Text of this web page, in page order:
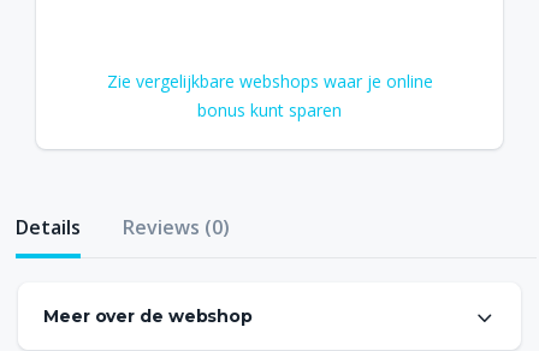
Zie vergelijkbare webshops waar je online
bonus kunt sparen
Details Reviews (0)
Meer over de webshop